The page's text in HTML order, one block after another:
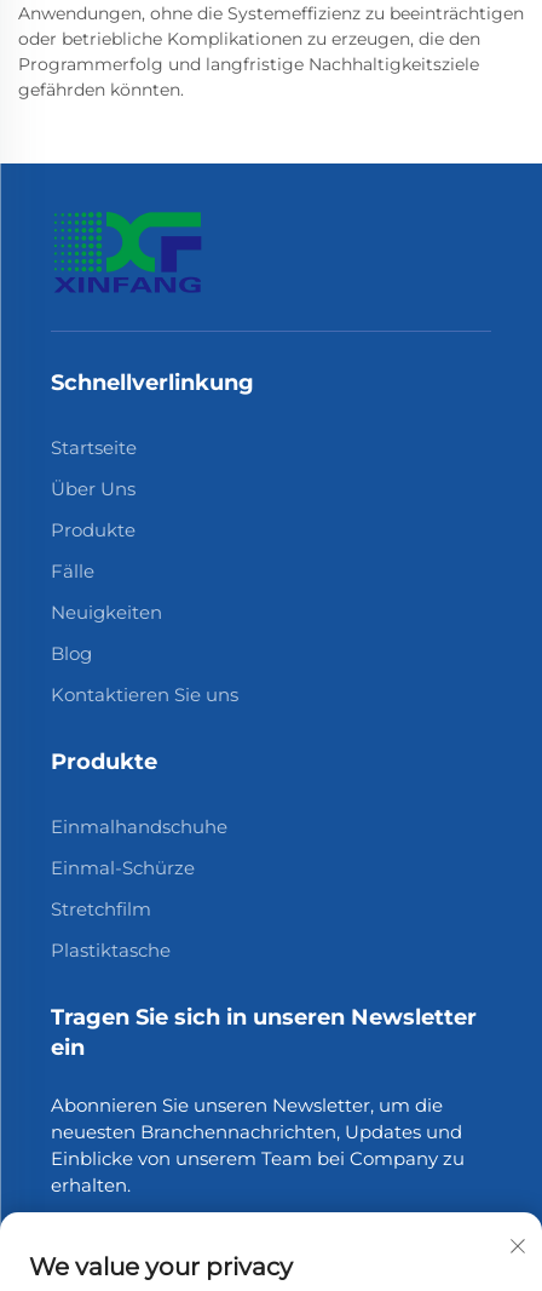
Anwendungen, ohne die Systemeffizienz zu beeinträchtigen
oder betriebliche Komplikationen zu erzeugen, die den
Programmerfolg und langfristige Nachhaltigkeitsziele
gefährden könnten.
Schnellverlinkung
Startseite
Über Uns
Produkte
Fälle
Neuigkeiten
Blog
Kontaktieren Sie uns
Produkte
Einmalhandschuhe
Einmal-Schürze
Stretchfilm
Plastiktasche
Tragen Sie sich in unseren Newsletter
ein
Abonnieren Sie unseren Newsletter, um die
neuesten Branchennachrichten, Updates und
Einblicke von unserem Team bei Company zu
erhalten.
We value your privacy